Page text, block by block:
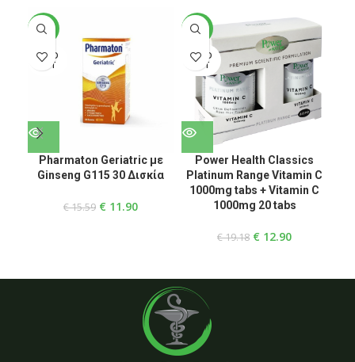
-24%
SOLD
OUT
Pharmaton Geriatric με
Ginseng G115 30 Δισκία
€15.59 € 11.90
-33%
SOLD
OUT
Power Health Classics
Platinum Range Vitamin C
1000mg tabs + Vitamin C
1000mg 20 tabs
€19.18 € 12.90